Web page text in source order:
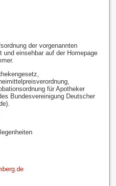
der vorgenannten
einsehbar auf der Homepage
für Apotheker
Bundesvereinigung Deutscher